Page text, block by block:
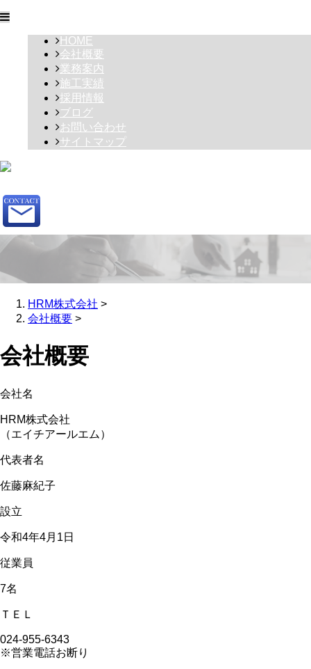
HOME
会社概要
業務案内
施工実績
採用情報
ブログ
お問い合わせ
サイトマップ
HRM株式会社 >
会社概要 >
会社概要
会社名
HRM株式会社
（エイチアールエム）
代表者名
佐藤麻紀子
設立
令和4年4月1日
従業員
7名
ＴＥＬ
024-955-6343
※営業電話お断り